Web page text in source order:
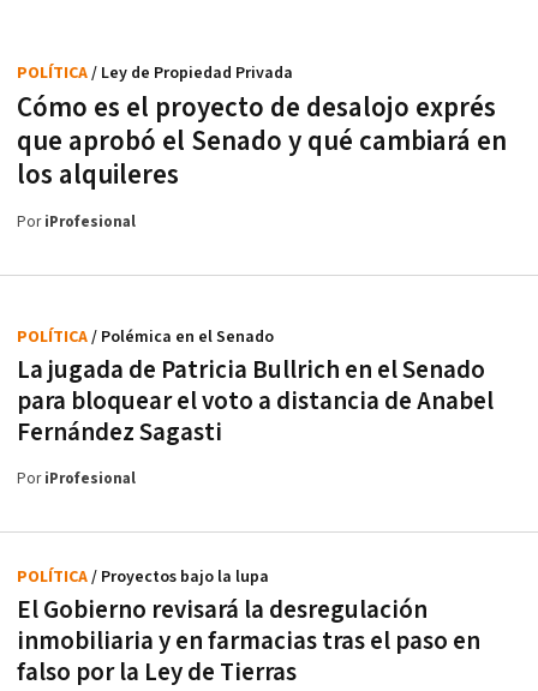
Cómo es el proyecto de desalojo exprés
que aprobó el Senado y qué cambiará en
los alquileres
POLÍTICA/ Ley de Propiedad Privada
PoriProfesional
La jugada de Patricia Bullrich en el Senado
para bloquear el voto a distancia de Anabel
Fernández Sagasti
POLÍTICA/ Polémica en el Senado
PoriProfesional
El Gobierno revisará la desregulación
inmobiliaria y en farmacias tras el paso en
falso por la Ley de Tierras
POLÍTICA/ Proyectos bajo la lupa